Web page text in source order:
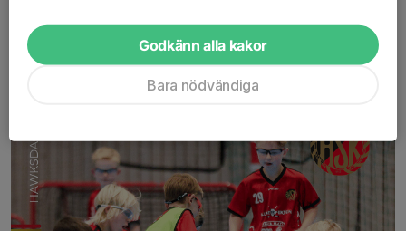
Hawksdagen 12 september - Save the
date!
0 kommentarer
Godkänn alla kakor
Bara nödvändiga